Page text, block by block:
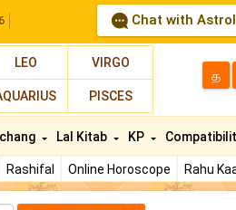
Chat with
LEO VIRGO
PISCES
த
Rashifal Online Horoscope Rahu
Lal Kitab KP